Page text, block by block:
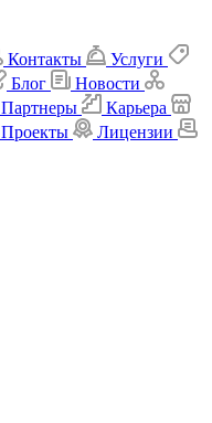
Контакты
Услуги
Блог
Новости
Партнеры
Карьера
Проекты
Лицензии